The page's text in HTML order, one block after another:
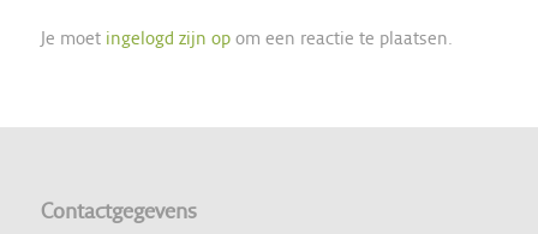
Je moet ingelogd zijn opom een reactie te plaatsen.
Contactgegevens